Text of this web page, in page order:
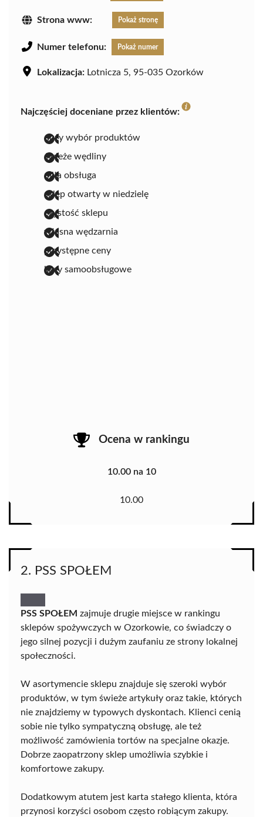
Strona www: Pokaż stronę
Numer telefonu: Pokaż numer
Lokalizacja: Lotnicza 5, 95-035 Ozorków
Najczęściej doceniane przez klientów:
duży wybór produktów
świeże wędliny
miła obsługa
sklep otwarty w niedzielę
czystość sklepu
własna wędzarnia
przystępne ceny
kasy samoobsługowe
Ocena w rankingu
10.00 na 10
10.00
2. PSS SPOŁEM
PSS SPOŁEM zajmuje drugie miejsce w rankingu
sklepów spożywczych w Ozorkowie, co świadczy o
jego silnej pozycji i dużym zaufaniu ze strony lokalnej
społeczności.
W asortymencie sklepu znajduje się szeroki wybór
produktów, w tym świeże artykuły oraz takie, których
nie znajdziemy w typowych dyskontach. Klienci cenią
sobie nie tylko sympatyczną obsługę, ale też
możliwość zamówienia tortów na specjalne okazje.
Dobrze zaopatrzony sklep umożliwia szybkie i
komfortowe zakupy.
Dodatkowym atutem jest karta stałego klienta, która
przynosi korzyści osobom często robiącym zakupy.